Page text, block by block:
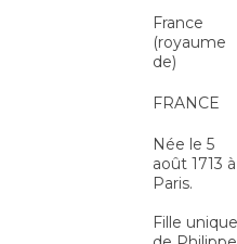
France
(royaume
de)
FRANCE
Née le 5
août 1713 à
Paris.
Fille unique